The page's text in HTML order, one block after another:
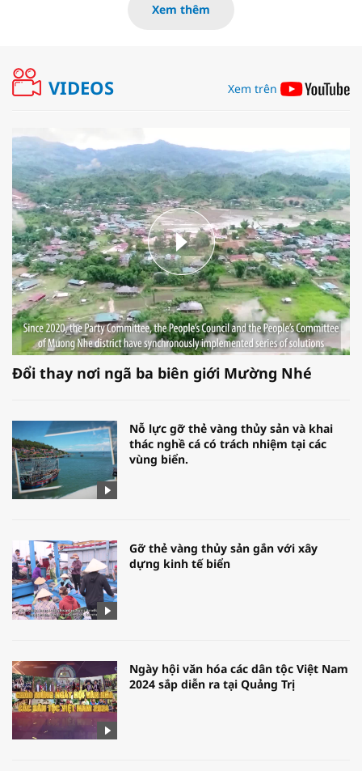
Xem thêm
VIDEOS Xem trên
Đổi thay nơi ngã ba biên giới Mường Nhé
Nỗ lực gỡ thẻ vàng thủy sản và khai
thác nghề cá có trách nhiệm tại các
vùng biển.
Gỡ thẻ vàng thủy sản gắn với xây
dựng kinh tế biển
Ngày hội văn hóa các dân tộc Việt Nam
2024 sắp diễn ra tại Quảng Trị